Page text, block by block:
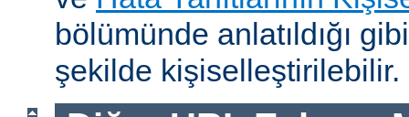
bölümünde anlatıldığı
şekilde kişiselleştirilebilir.